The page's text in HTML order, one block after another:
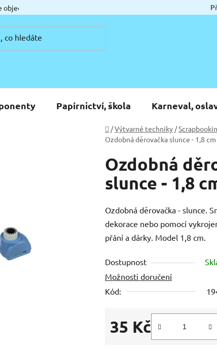
objednávka
Papírnictví, škola Karneval,
Domů
/Výtvarné techniky /
Ozdobná děrovačka slunce - 1,8 cm
Ozdobná
slunce - 1,8
Ozdobná děrovačka - slunce.
dekorace nebo pomocí
přání a dárky. Model 1,8 cm.
Dostupnost
Možnosti doručení
Kód:
35 Kč
Měrná cena: